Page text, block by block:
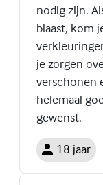
nodig zijn.
blaast, kom
je zorgen
verschonen
helemaal
gewenst.
18 jaar